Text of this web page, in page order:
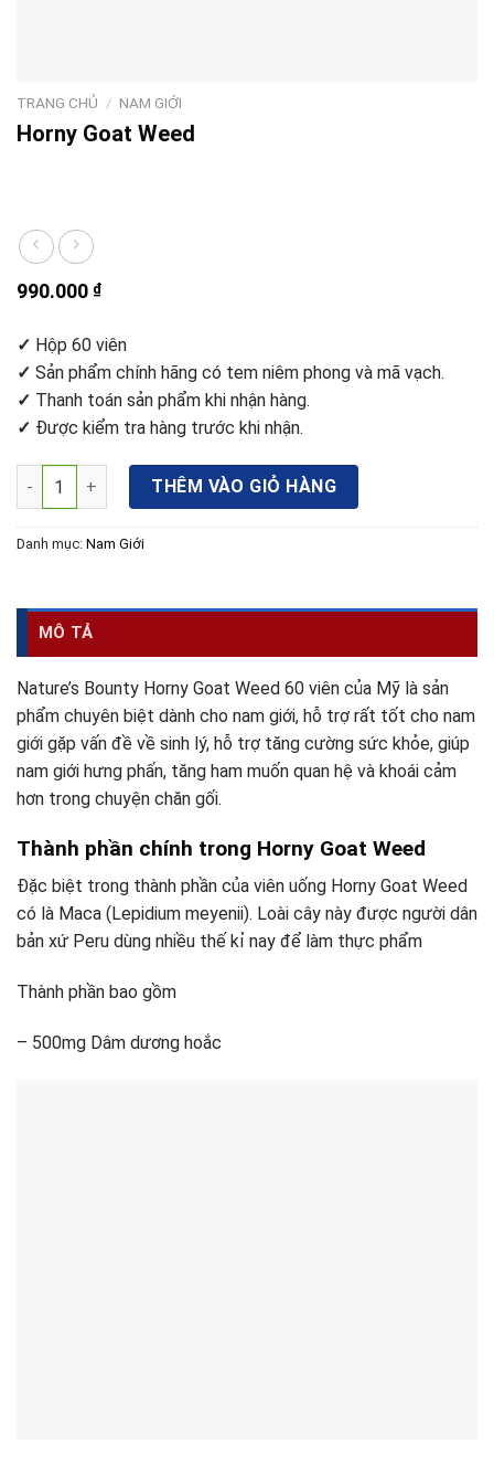
TRANG CHỦ / NAM GIỚI
Horny Goat Weed
990.000 ₫
✓ Hộp 60 viên
✓ Sản phẩm chính hãng có tem niêm phong và mã vạch.
✓ Thanh toán sản phẩm khi nhận hàng.
✓ Được kiểm tra hàng trước khi nhận.
Horny Goat Weed số lượngTHÊM VÀO GIỎ HÀNG
Danh mục: Nam Giới
MÔ TẢ
Nature’s Bounty Horny Goat Weed 60 viên của Mỹ là sản
phẩm chuyên biệt dành cho nam giới, hỗ trợ rất tốt cho nam
giới gặp vấn đề về sinh lý, hỗ trợ tăng cường sức khỏe, giúp
nam giới hưng phấn, tăng ham muốn quan hệ và khoái cảm
hơn trong chuyện chăn gối.
Thành phần chính trong Horny Goat Weed
Đặc biệt trong thành phần của viên uống Horny Goat Weed
có là Maca (Lepidium meyenii). Loài cây này được người dân
bản xứ Peru dùng nhiều thế kỉ nay để làm thực phẩm
Thành phần bao gồm
– 500mg Dâm dương hoắc